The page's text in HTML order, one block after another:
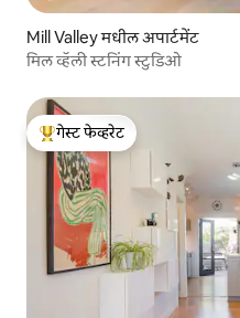
Mill Valley मधील अपार्टमेंट
मिल व्हॅली स्टनिंग स्टुडिओ
टॉप गेस्ट फेव्हरेट
गेस्ट फेव्हरेट